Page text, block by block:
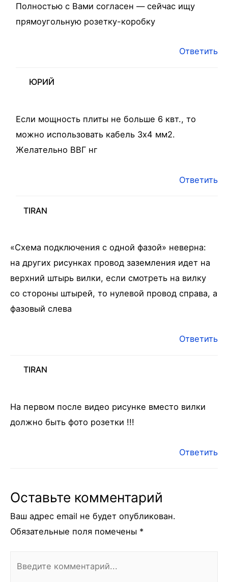
Полностью с Вами согласен — сейчас ищу
прямоугольную розетку-коробку
Ответить
ЮРИЙ
Если мощность плиты не больше 6 квт., то
можно использовать кабель 3х4 мм2.
Желательно ВВГ нг
Ответить
TIRAN
«Схема подключения с одной фазой» неверна:
на других рисунках провод заземления идет на
верхний штырь вилки, если смотреть на вилку
со стороны штырей, то нулевой провод справа, а
фазовый слева
Ответить
TIRAN
На первом после видео рисунке вместо вилки
должно быть фото розетки !!!
Ответить
Оставьте комментарий
Ваш адрес email не будет опубликован.
Обязательные поля помечены *
комментарий...